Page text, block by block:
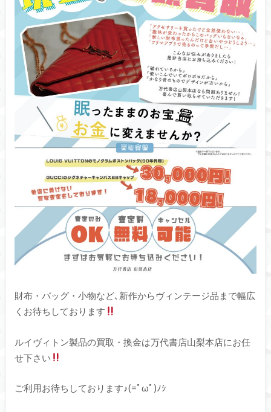
財布・バッグ・小物など､新作からヴィンテージ品まで幅広
くお待ちしております
ルイヴィトン製品の買取・換金は万代書店山梨本店にお任
せ下さい
ご利用お待ちしております♪(=ﾟωﾟ)ﾉｼ